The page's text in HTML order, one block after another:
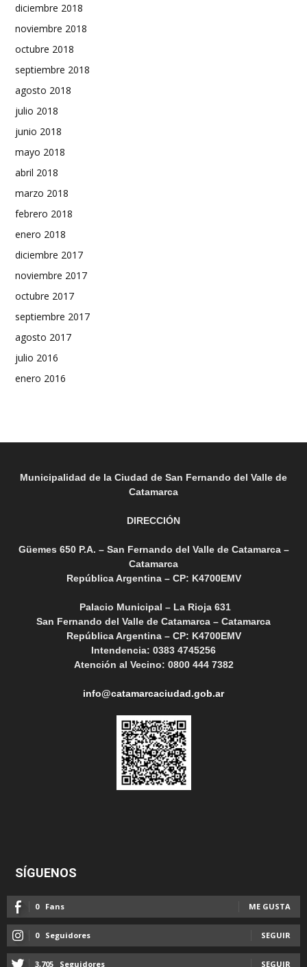
diciembre 2018
noviembre 2018
octubre 2018
septiembre 2018
agosto 2018
julio 2018
junio 2018
mayo 2018
abril 2018
marzo 2018
febrero 2018
enero 2018
diciembre 2017
noviembre 2017
octubre 2017
septiembre 2017
agosto 2017
julio 2016
enero 2016
Municipalidad de la Ciudad de San Fernando del Valle de
Catamarca
DIRECCIÓN
Güemes 650 P.A. – San Fernando del Valle de Catamarca –
Catamarca
República Argentina – CP: K4700EMV
Palacio Municipal – La Rioja 631
San Fernando del Valle de Catamarca – Catamarca
República Argentina – CP: K4700EMV
Intendencia: 0383 4745256
Atención al Vecino: 0800 444 7382
info@catamarcaciudad.gob.ar
SÍGUENOS
0 Fans ME GUSTA
0 Seguidores SEGUIR
3,705 Seguidores SEGUIR